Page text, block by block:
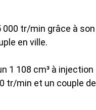
000 tr/min grâce à son
en ville.
1 108 cm³ à injection
tr/min et un couple de